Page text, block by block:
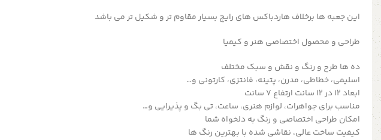
این جعبه ها برخلاف هاردباکس های رایج بسیار مقاوم تر و شکیل تر می باشد
طراحی و محصول اختصاصی هنر و کیمیا
ده ها طرح و رنگ و نقش و سبک مختلف
اسلیمی، خطاطی، مدرن، پتینه، فانتزی، کارتونی و…
ابعاد ۱۲ در ۱۲ سانت ارتفاع ۷ سانت
مناسب برای جواهرات، لوازم هنری، ساعت، تی بگ و پذیرایی و…
امکان طراحی اختصاصی و رنگ به دلخواه شما
کیفیت ساخت عالی، نقاشی شده با بهترین رنگ ها